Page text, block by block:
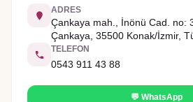
ADRES
Çankaya mah., İnönü Cad. no:
Çankaya, 35500 Konak/İzmir,
TELEFON
0543 911 43 88
💬 WhatsApp